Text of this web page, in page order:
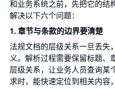
和业务系统之前，先把它的结
解决以下六个问题：
1. 章节与条款的边界要清楚
法规文档的层级关系一旦丢失
义。解析过程需要保留标题、
层级关系，让业务人员查询某
求时，能快速定位到相关内容